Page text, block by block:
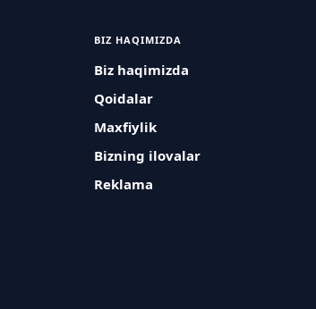
BIZ HAQIMIZDA
Biz haqimizda
Qoidalar
Maxfiylik
Bizning ilovalar
Reklama